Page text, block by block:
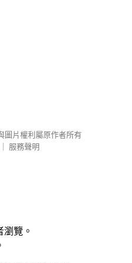
圖片權利屬原作者所有
服務聲明
覽。